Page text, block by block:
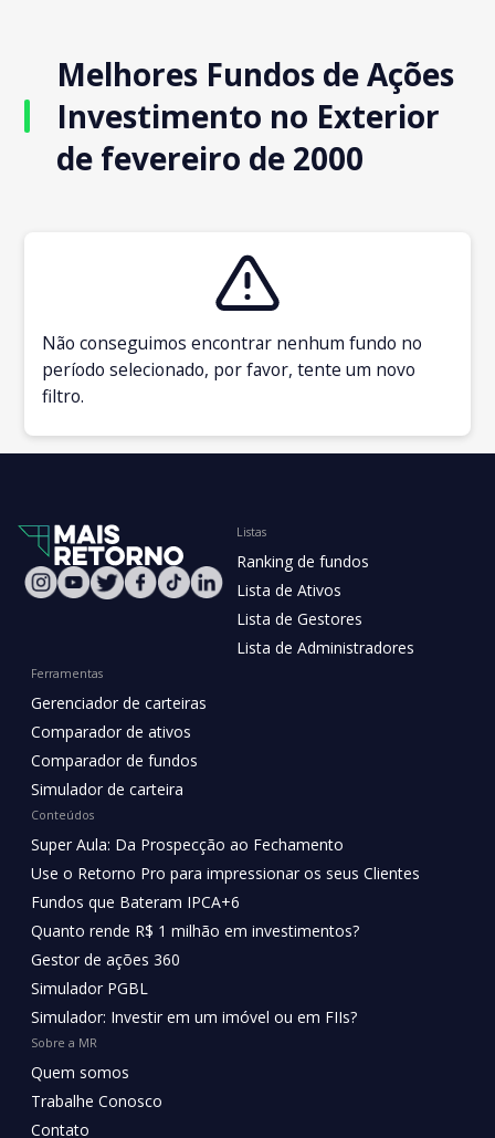
Melhores Fundos de Ações
Investimento no Exterior
de fevereiro de 2000
Não conseguimos encontrar nenhum fundo no
período selecionado, por favor, tente um novo
filtro.
Listas
Ranking de fundos
Lista de Ativos
Lista de Gestores
Lista de Administradores
Ferramentas
Gerenciador de carteiras
Comparador de ativos
Comparador de fundos
Simulador de carteira
Conteúdos
Super Aula: Da Prospecção ao Fechamento
Use o Retorno Pro para impressionar os seus Clientes
Fundos que Bateram IPCA+6
Quanto rende R$ 1 milhão em investimentos?
Gestor de ações 360
Simulador PGBL
Simulador: Investir em um imóvel ou em FIIs?
Sobre a MR
Quem somos
Trabalhe Conosco
Contato